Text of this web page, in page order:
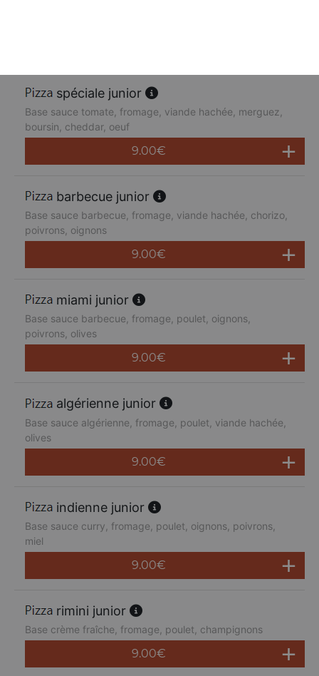
spéciale junior
Base sauce tomate, fromage, viande hachée, merguez,
boursin, cheddar, oeuf
9.00€
barbecue junior
Base sauce barbecue, fromage, viande hachée, chorizo,
poivrons, oignons
9.00€
miami junior
Base sauce barbecue, fromage, poulet, oignons,
poivrons, olives
9.00€
algérienne junior
Base sauce algérienne, fromage, poulet, viande hachée,
olives
9.00€
indienne junior
Base sauce curry, fromage, poulet, oignons, poivrons,
miel
9.00€
rimini junior
Base crème fraîche, fromage, poulet, champignons
9.00€